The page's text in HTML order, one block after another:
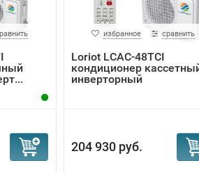
избранное сравнить
Loriot LCAC-48TCI
кондиционер
инверторный
204 930 руб.